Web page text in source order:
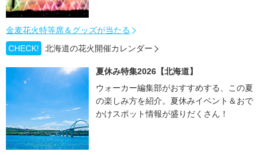
金麦花火特等席＆グッズが当たる
CHECK!
北海道の花火開催カレンダー
夏休み特集2026【北海道】
ウォーカー編集部がおすすめする、この夏
の楽しみ方を紹介。夏休みイベント＆おで
かけスポット情報が盛りだくさん！